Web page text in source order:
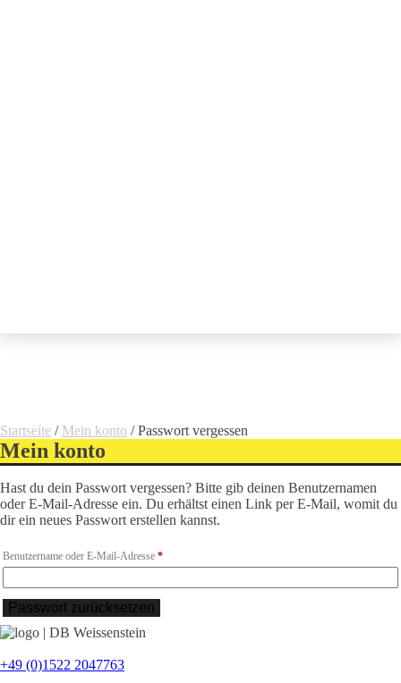
Startseite / Mein konto / Passwort vergessen
Mein konto
Hast du dein Passwort vergessen? Bitte gib deinen Benutzernamen
oder E-Mail-Adresse ein. Du erhältst einen Link per E-Mail, womit du
dir ein neues Passwort erstellen kannst.
Benutzername oder E-Mail-Adresse *Erforderlich
Passwort zurücksetzen
+49 (0)1522 2047763